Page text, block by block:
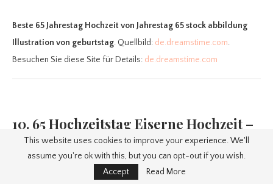
Beste 65 Jahrestag Hochzeit von Jahrestag 65 stock abbildung
Illustration von geburtstag. Quellbild: de.dreamstime.com.
Besuchen Sie diese Site für Details: de.dreamstime.com
10. 65 Hochzeitstag Eiserne Hochzeit –
Blumentopf von MyFacepot
This website uses cookies to improve your experience. We'll
assume you're ok with this, but you can opt-out if you wish.
Accept
Read More